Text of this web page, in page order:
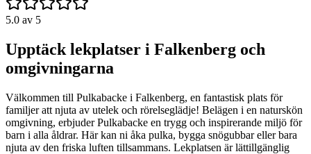
5.0 av 5
Upptäck lekplatser i Falkenberg och
omgivningarna
Välkommen till Pulkabacke i Falkenberg, en fantastisk plats för
familjer att njuta av utelek och rörelseglädje! Belägen i en naturskön
omgivning, erbjuder Pulkabacke en trygg och inspirerande miljö för
barn i alla åldrar. Här kan ni åka pulka, bygga snögubbar eller bara
njuta av den friska luften tillsammans. Lekplatsen är lättillgänglig